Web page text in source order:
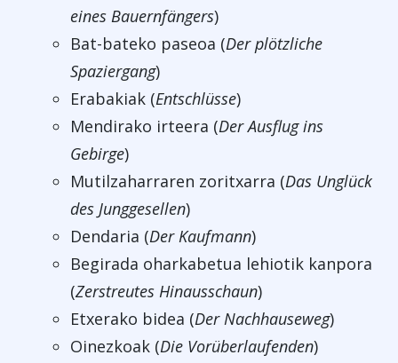
eines Bauernfängers)
Bat-bateko paseoa (Der plötzliche
Spaziergang)
Erabakiak (Entschlüsse)
Mendirako irteera (Der Ausflug ins
Gebirge)
Mutilzaharraren zoritxarra (Das Unglück
des Junggesellen)
Dendaria (Der Kaufmann)
Begirada oharkabetua lehiotik kanpora
(Zerstreutes Hinausschaun)
Etxerako bidea (Der Nachhauseweg)
Oinezkoak (Die Vorüberlaufenden)